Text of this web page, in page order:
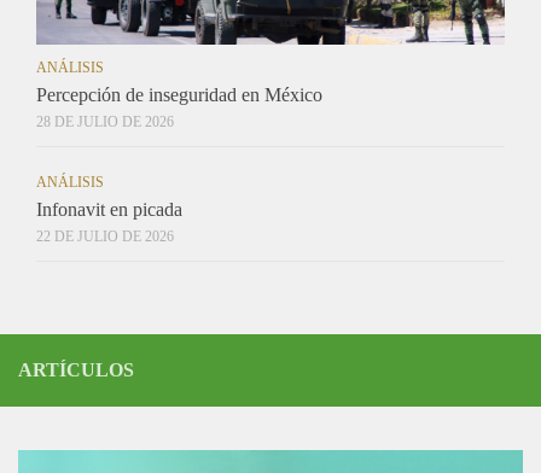
ANÁLISIS
Percepción de inseguridad en México
28 DE JULIO DE 2026
ANÁLISIS
Infonavit en picada
22 DE JULIO DE 2026
ARTÍCULOS